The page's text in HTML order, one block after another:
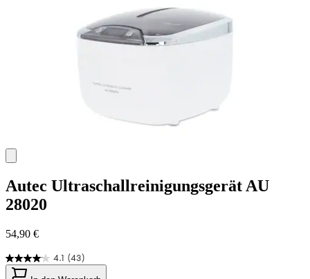
Autec Ultraschallreinigungsgerät AU
28020
54,90 €
4.1 (43)
4.1
von